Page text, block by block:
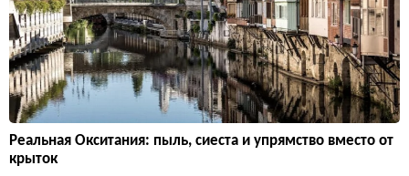
Реальная Окситания: пыль, сиеста и упрямство вместо от
крыток